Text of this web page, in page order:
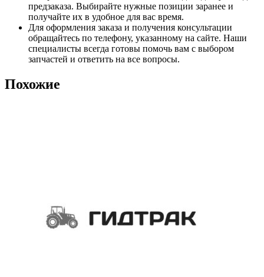
предзаказа. Выбирайте нужные позиции заранее и
получайте их в удобное для вас время.
Для оформления заказа и получения консультации
обращайтесь по телефону, указанному на сайте. Наши
специалисты всегда готовы помочь вам с выбором
запчастей и ответить на все вопросы.
Похожие